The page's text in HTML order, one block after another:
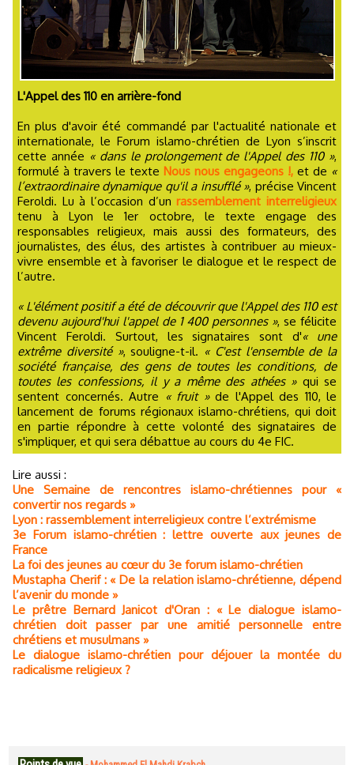
L'Appel des 110 en arrière-fond
En plus d'avoir été commandé par l'actualité nationale et
internationale, le Forum islamo-chrétien de Lyon s’inscrit
cette année « dans le prolongement de l'Appel des 110 »,
formulé à travers le texte Nous nous engageons !, et de «
l’extraordinaire dynamique qu'il a insufflé », précise Vincent
Feroldi. Lu à l’occasion d’unrassemblement interreligieux
tenu à Lyon le 1er octobre, le texte engage des
responsables religieux, mais aussi des formateurs, des
journalistes, des élus, des artistes à contribuer au mieux-
vivre ensemble et à favoriser le dialogue et le respect de
l’autre.
« L'élément positif a été de découvrir que l'Appel des 110 est
devenu aujourd'hui l'appel de 1 400 personnes », se félicite
Vincent Feroldi. Surtout, les signataires sont d'« une
extrême diversité », souligne-t-il. « C'est l'ensemble de la
société française, des gens de toutes les conditions, de
toutes les confessions, il y a même des athées »qui se
sentent concernés. Autre « fruit »de l'Appel des 110, le
lancement de forums régionaux islamo-chrétiens, qui doit
en partie répondre à cette volonté des signataires de
s'impliquer, et qui sera débattue au cours du 4e FIC.
Lire aussi :
Une Semaine de rencontres islamo-chrétiennes pour «
convertir nos regards »
Lyon : rassemblement interreligieux contre l’extrémisme
3e Forum islamo-chrétien : lettre ouverte aux jeunes de
France
La foi des jeunes au cœur du 3e forum islamo-chrétien
Mustapha Cherif : « De la relation islamo-chrétienne, dépend
l’avenir du monde »
Le prêtre Bernard Janicot d'Oran : « Le dialogue islamo-
chrétien doit passer par une amitié personnelle entre
chrétiens et musulmans »
Le dialogue islamo-chrétien pour déjouer la montée du
radicalisme religieux ?